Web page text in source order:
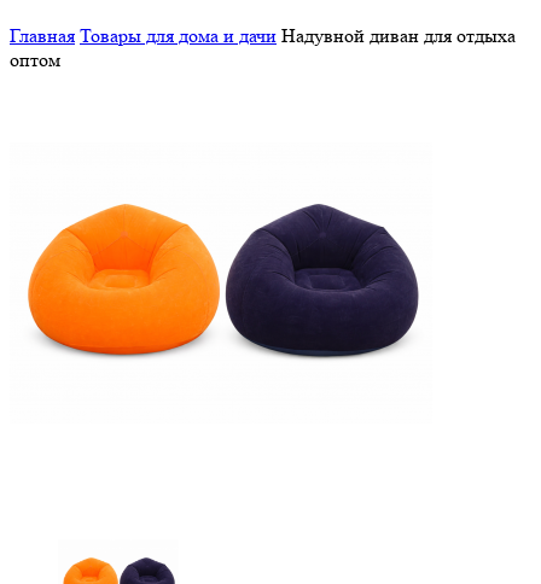
Главная Товары для дома и дачи Надувной диван для отдыха
оптом